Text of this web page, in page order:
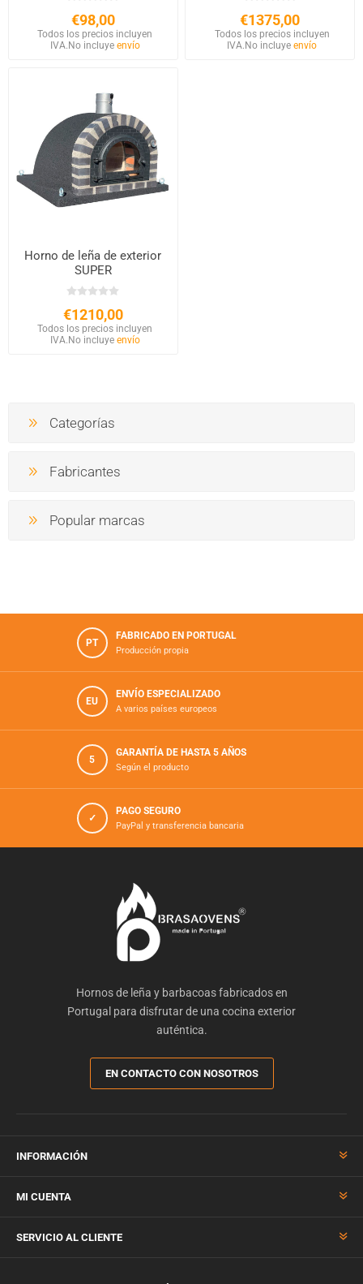
€98,00
Todos los precios incluyen
IVA. No incluye envío
€1375,00
Todos los precios incluyen
IVA. No incluyeenvío
Horno de leña de exterior
SUPER
€1210,00
Todos los precios incluyen
IVA. No incluye envío
Categorías
Fabricantes
Popular marcas
PT
FABRICADO EN PORTUGAL
Producción propia
EU
ENVÍO ESPECIALIZADO
A varios países europeos
5
GARANTÍA DE HASTA 5 AÑOS
Según el producto
✓
PAGO SEGURO
PayPal y transferencia bancaria
Hornos de leña y barbacoas fabricados en
Portugal para disfrutar de una cocina exterior
auténtica.
EN CONTACTO CON NOSOTROS
INFORMACIÓN
MI CUENTA
SERVICIO AL CLIENTE